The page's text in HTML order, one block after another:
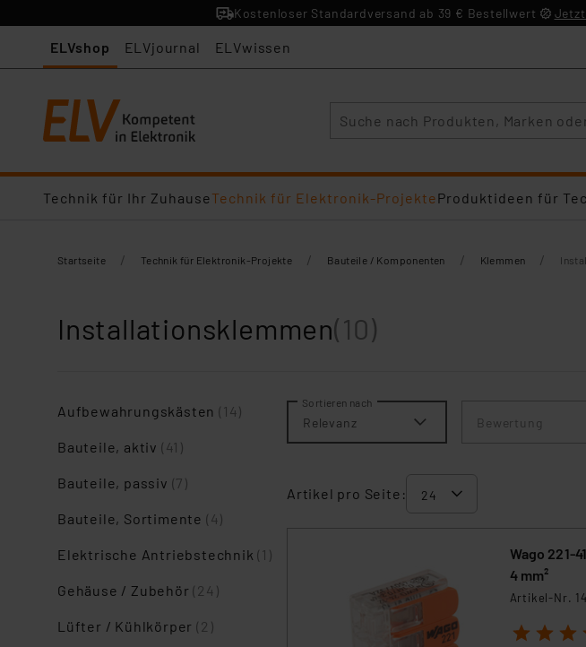
Kostenloser Standardversand ab 39 € Bestellwert
ELVshop ELVjournal ELVwissen
Technik für Ihr ZuhauseTechnik für Elektronik-ProjekteProduktideen für
Startseite / Technik für Elektronik-Projekte / Bauteile / Komponenten / Klemmen /
Installationsklemmen(10)
Aufbewahrungskästen(14)
Bauteile, aktiv (41)
Bauteile, passiv (7)
Bauteile, Sortimente (4)
Elektrische Antriebstechnik(1)
Gehäuse / Zubehör(24)
Lüfter / Kühlkörper(2)
Sortieren nach
Relevanz Bewertung
Artikel pro Seite:
Wago 221-
4 mm²
Artikel-Nr.
1 2 3